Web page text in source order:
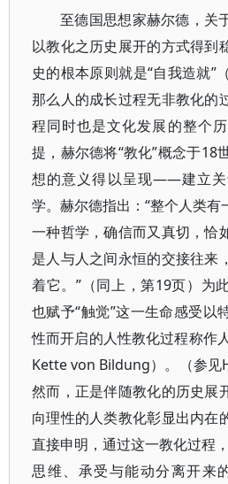
至德国思想家赫尔德，关
以教化之历史展开的方式得到
史的根本原则就是“自我造就”
那么人的成长过程无非教化的
程同时也是文化发展的整个
提，赫尔德将“教化”概念于18
想的意义得以呈现——建立关
学。赫尔德指出：“整个人类
一种哲学，确信而又真切，恰
是人与人之间永恒的交接往来
着它。”（同上，第19页）为
也赋予“触觉”这一生命感受以
性而开启的人性教化过程称作
Kette von Bildung）。（参见
然而，正是伴随教化的历史展
向理性的人类教化彰显出内在
直接申明，通过这一教化过程
思维、承受与能动分离开来